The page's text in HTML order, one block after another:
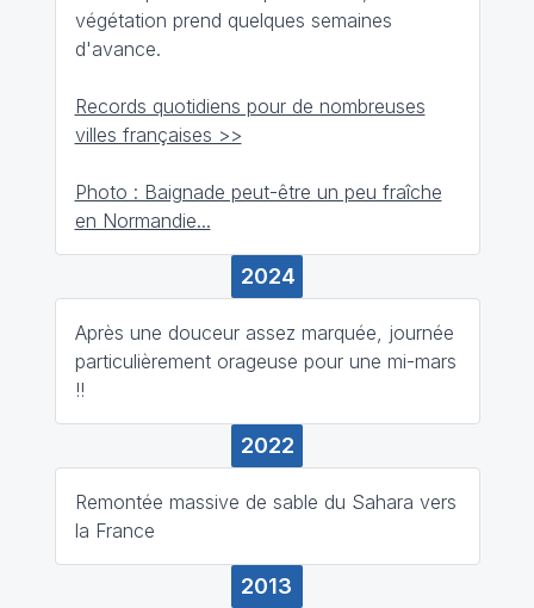
végétation prend quelques semaines
d'avance.
Records quotidiens pour de nombreuses
villes françaises >>
Photo : Baignade peut-être un peu fraîche
en Normandie...
2024
Après une douceur assez marquée, journée
particulièrement orageuse pour une mi-mars
!!
2022
Remontée massive de sable du Sahara vers
la France
2013